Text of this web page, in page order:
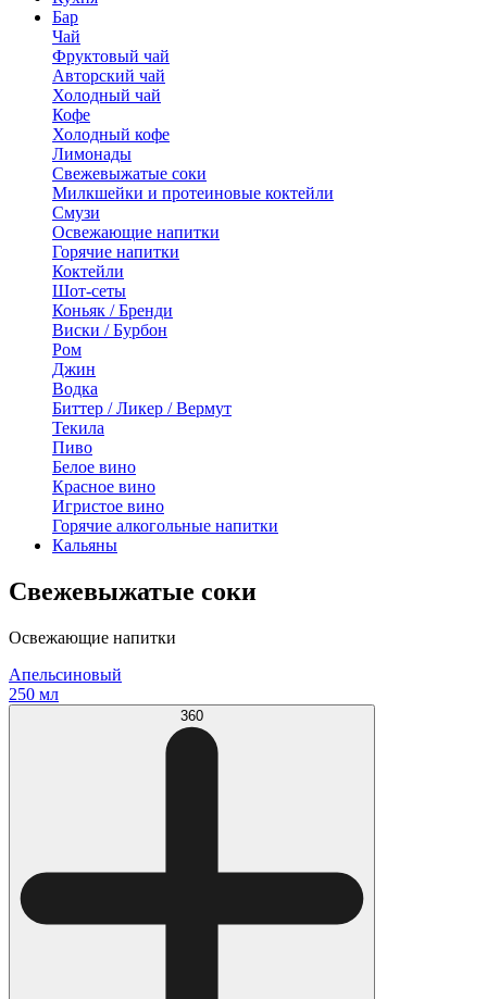
Бар
Чай
Фруктовый чай
Авторский чай
Холодный чай
Кофе
Холодный кофе
Лимонады
Свежевыжатые соки
Милкшейки и протеиновые коктейли
Смузи
Освежающие напитки
Горячие напитки
Коктейли
Шот-сеты
Коньяк / Бренди
Виски / Бурбон
Ром
Джин
Водка
Биттер / Ликер / Вермут
Текила
Пиво
Белое вино
Красное вино
Игристое вино
Горячие алкогольные напитки
Кальяны
Свежевыжатые соки
Освежающие напитки
Апельсиновый
250 мл
360